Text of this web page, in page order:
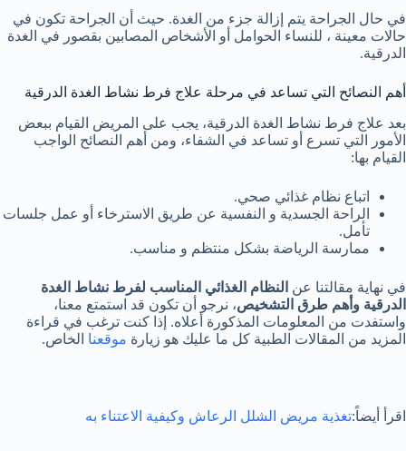
في حال الجراحة يتم إزالة جزء من الغدة. حيث أن الجراحة تكون في
حالات معينة ، للنساء الحوامل أو الأشخاص المصابين بقصور في الغدة
الدرقية.
أهم النصائح التي تساعد في مرحلة علاج فرط نشاط الغدة الدرقية
بعد علاج فرط نشاط الغدة الدرقية، يجب على المريض القيام ببعض
الأمور التي تسرع أو تساعد في الشفاء، ومن أهم النصائح الواجب
القيام بها:
اتباع نظام غذائي صحي.
الراحة الجسدية و النفسية عن طريق الاسترخاء أو عمل جلسات
تأمل.
ممارسة الرياضة بشكل منتظم و مناسب.
في نهاية مقالتنا عن النظام الغذائي المناسب لفرط نشاط الغدة
الدرقية وأهم طرق التشخيص، نرجو أن تكون قد استمتع معنا،
واستفدت من المعلومات المذكورة أعلاه. إذا كنت ترغب في قراءة
المزيد من المقالات الطبية كل ما عليك هو زيارة موقعنا الخاص.
اقرأ أيضاً:تغذية مريض الشلل الرعاش وكيفية الاعتناء به